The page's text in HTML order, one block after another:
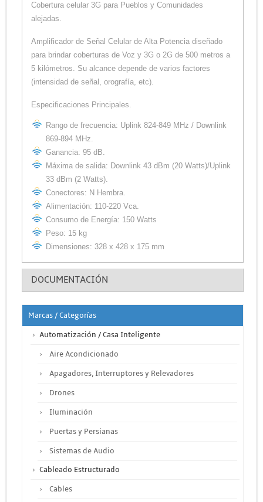
Cobertura celular 3G para Pueblos y Comunidades
alejadas.
Amplificador de Señal Celular de Alta Potencia diseñado
para brindar coberturas de Voz y 3G o 2G de 500 metros a
5 kilómetros. Su alcance depende de varios factores
(intensidad de señal, orografía, etc).
Especificaciones Principales.
Rango de frecuencia: Uplink 824-849 MHz / Downlink
869-894 MHz.
Ganancia: 95 dB.
Máxima de salida: Downlink 43 dBm (20 Watts)/Uplink
33 dBm (2 Watts).
Conectores: N Hembra.
Alimentación: 110-220 Vca.
Consumo de Energía: 150 Watts
Peso: 15 kg
Dimensiones: 328 x 428 x 175 mm
DOCUMENTACIÓN
Marcas / Categorías
Automatización / Casa Inteligente
Aire Acondicionado
Apagadores, Interruptores y Relevadores
Drones
Iluminación
Puertas y Persianas
Sistemas de Audio
Cableado Estructurado
Cables